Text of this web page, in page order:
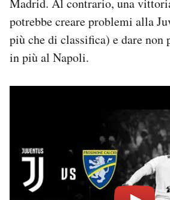
Regala il Post
Hai bisogno di aiuto?
Esci
Madrid. Al contrario, una
potrebbe creare problemi alla
più che di classifica) e dare non
in più al Napoli.